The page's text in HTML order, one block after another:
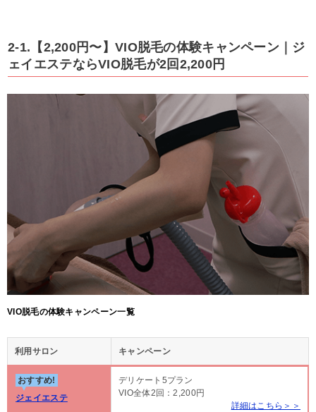
2-1.【2,200円〜】VIO脱毛の体験キャンペーン｜ジ
ェイエステならVIO脱毛が2回2,200円
VIO脱毛の体験キャンペーン一覧
利用サロン キャンペーン
おすすめ!
ジェイエステ
デリケート5プラン
VIO全体2回：2,200円
詳細はこちら＞＞